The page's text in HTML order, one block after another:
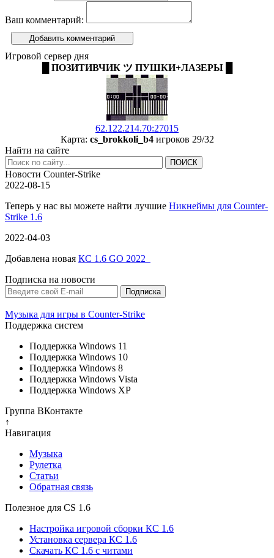
Ваш комментарий:
Добавить комментарий
Игровой сервер дня
█ ПОЗИТИВЧИК ツ ПУШКИ+ЛАЗЕРЫ █
62.122.214.70:27015
Карта: cs_brokkoli_b4игроков 29/32
Найти на сайте
Новости Counter-Strike
2022-08-15
Теперь у нас вы можете найти лучшие Никнеймы для Counter-
Strike 1.6
2022-04-03
Добавлена новая КС 1.6 GO 2022
Подписка на новости
Музыка для игры в Counter-Strike
Поддержка систем
Поддержка Windows 11
Поддержка Windows 10
Поддержка Windows 8
Поддержка Windows Vista
Поддержка Windows XP
Группа ВКонтакте
↑
Навигация
Музыка
Рулетка
Cтатьи
Обратная связь
Полезное для CS 1.6
Настройка игровой сборки КС 1.6
Установка сервера КС 1.6
Скачать КС 1.6 с читами